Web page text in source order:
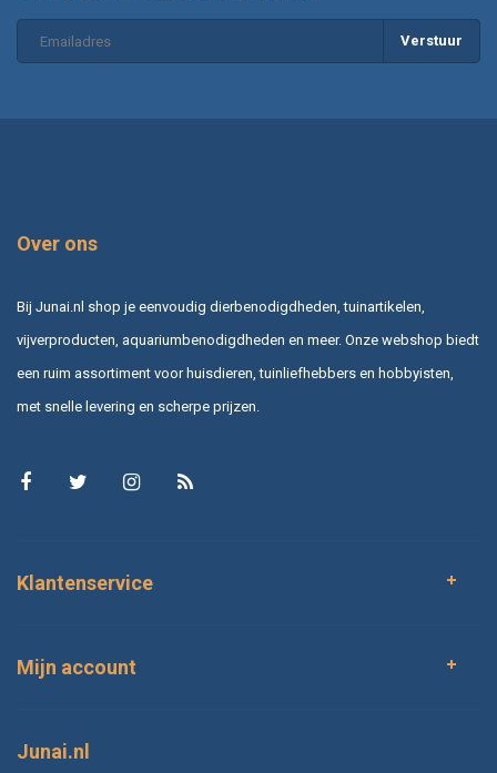
Verstuur
Over ons
Bij Junai.nl shop je eenvoudig dierbenodigdheden, tuinartikelen,
vijverproducten, aquariumbenodigdheden en meer. Onze webshop biedt
een ruim assortiment voor huisdieren, tuinliefhebbers en hobbyisten,
met snelle levering en scherpe prijzen.
Klantenservice
Mijn account
Junai.nl